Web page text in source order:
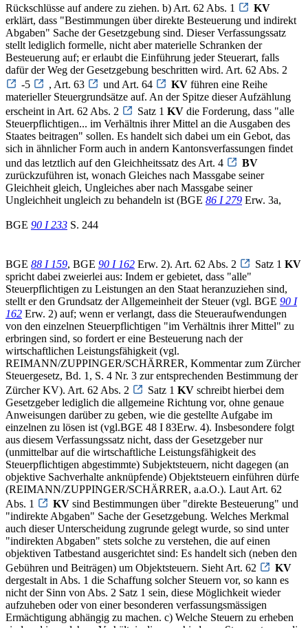
Rückschlüsse auf andere zu ziehen. b) Art. 62 Abs. 1
KV
erklärt, dass "Bestimmungen über direkte Besteuerung und indirekt
Abgaben" Sache der Gesetzgebung sind. Dieser Verfassungssatz
stellt lediglich formelle, nicht aber materielle Schranken der
Besteuerung auf; er erlaubt die Einführung jeder Steuerart, falls
dafür der Weg der Gesetzgebung beschritten wird. Art. 62 Abs. 2
-5
, Art. 63 und Art. 64 KV führen eine Reihe
materieller Steuergrundsätze auf. An der Spitze dieser Aufzählung
erscheint in Art. 62 Abs. 2
Satz 1 KV die Forderung, dass "alle
Steuerpflichtigen... im Verhältnis ihrer Mittel an die Ausgaben des
Staates beitragen" sollen. Es handelt sich dabei um ein Gebot, das
sich in ähnlicher Form auch in andern Kantonsverfassungen findet
und das letztlich auf den Gleichheitssatz des Art. 4
BV
zurückzuführen ist, wonach Gleiches nach Massgabe seiner
Gleichheit gleich, Ungleiches aber nach Massgabe seiner
Ungleichheit ungleich zu behandeln ist (BGE 86 I 279 Erw. 3a,
BGE 90 I 233 S. 244
BGE 88 I 159, BGE 90 I 162 Erw. 2). Art. 62 Abs. 2 Satz 1 KV
spricht dabei zweierlei aus: Indem er gebietet, dass "alle"
Steuerpflichtigen zu Leistungen an den Staat heranzuziehen sind,
stellt er den Grundsatz der Allgemeinheit der Steuer (vgl. BGE 90 I
162 Erw. 2) auf; wenn er verlangt, dass die Steueraufwendungen
von den einzelnen Steuerpflichtigen "im Verhältnis ihrer Mittel" zu
erbringen sind, so fordert er eine Besteuerung nach der
wirtschaftlichen Leistungsfähigkeit (vgl.
REIMANN/ZUPPINGER/SCHÄRRER, Kommentar zum Zürcher
Steuergesetz, Bd. 1, S. 4 Nr. 3 zur entsprechenden Bestimmung der
Zürcher KV). Art. 62 Abs. 2
Satz 1 KV schreibt hierbei dem
Gesetzgeber lediglich die allgemeine Richtung vor, ohne genaue
Anweisungen darüber zu geben, wie die gestellte Aufgabe im
einzelnen zu lösen ist (vgl.BGE 48 I 83Erw. 4). Insbesondere folgt
aus diesem Verfassungssatz nicht, dass der Gesetzgeber nur
(unmittelbar auf die wirtschaftliche Leistungsfähigkeit des
Steuerpflichtigen abgestimmte) Subjektsteuern, nicht dagegen (an
objektive Sachverhalte anknüpfende) Objektsteuern einführen dürfe
(REIMANN/ZUPPINGER/SCHÄRRER, a.a.O.). Laut Art. 62
Abs. 1
KV sind Bestimmungen über "direkte Besteuerung" und
"indirekte Abgaben" Sache der Gesetzgebung. Welches Merkmal
auch dieser Unterscheidung zugrunde gelegt wurde, so sind unter
"indirekten Abgaben" stets solche zu verstehen, die auf einen
objektiven Tatbestand ausgerichtet sind: Es handelt sich (neben den
Gebühren und Beiträgen) um Objektsteuern. Sieht Art. 62
KV
dergestalt in Abs. 1 die Schaffung solcher Steuern vor, so kann es
nicht der Sinn von Abs. 2 Satz 1 sein, diese Möglichkeit wieder
aufzuheben oder von einer besonderen verfassungsmässigen
Ermächtigung abhängig zu machen. c) Welche Steuern zu erheben